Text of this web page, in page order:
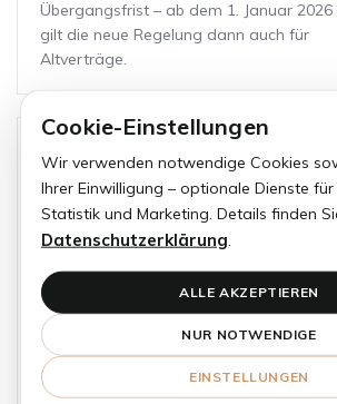
Übergangsfrist – ab dem 1. Januar 2026
gilt die neue Regelung dann auch für
Altverträge.
In Zukunft heißt es „Textform
statt Schriftform“ bei
Gewerbemietverträgen
Am 18. Oktober 2024 hat der Bundesrat
dem Vierten
zugestimmt, welches bedeutende
Änderungen im deutschen Mietrecht mit
sich bringt. Das Gesetz wurde zuvor am
Cookie-Einstellungen
Wir verwenden notwendige Cookies
Ihrer Einwilligung – optionale Dienste
Statistik und Marketing. Details finden
Datenschutzerklärung.
ALLE AKZEPTIEREN
NUR NOTWENDIGE
EINSTELLUNGEN